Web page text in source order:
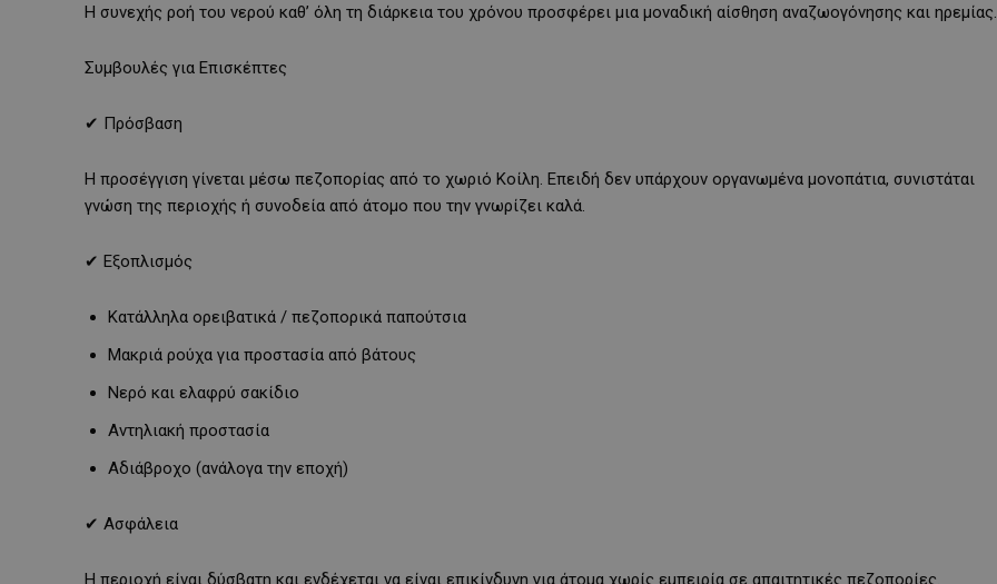
Η συνεχής ροή του νερού καθ’ όλη τη διάρκεια του χρόνου προσφέρει μια μοναδική αίσθηση αναζωογόνησης και ηρεμίας.
Συμβουλές για Επισκέπτες
✔ Πρόσβαση
Η προσέγγιση γίνεται μέσω πεζοπορίας από το χωριό Κοίλη. Επειδή δεν υπάρχουν οργανωμένα μονοπάτια, συνιστάται
γνώση της περιοχής ή συνοδεία από άτομο που την γνωρίζει καλά.
✔ Εξοπλισμός
Κατάλληλα ορειβατικά / πεζοπορικά παπούτσια
Μακριά ρούχα για προστασία από βάτους
Νερό και ελαφρύ σακίδιο
Αντηλιακή προστασία
Αδιάβροχο (ανάλογα την εποχή)
✔ Ασφάλεια
Η περιοχή είναι δύσβατη και ενδέχεται να είναι επικίνδυνη για άτομα χωρίς εμπειρία σε απαιτητικές πεζοπορίες.